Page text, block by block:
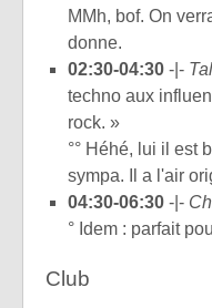
MMh, bof. On
donne.
02:30-04:30 -|-
techno aux
rock. »
°° Héhé, lui il est
sympa. Il a l'air
04:30-06:30 -|-
° Idem : parfait
Club